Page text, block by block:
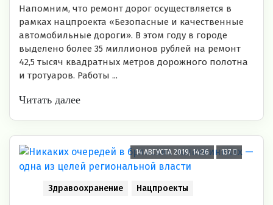
Напомним, что ремонт дорог осуществляется в
рамках нацпроекта «Безопасные и качественные
автомобильные дороги». В этом году в городе
выделено более 35 миллионов рублей на ремонт
42,5 тысяч квадратных метров дорожного полотна
и тротуаров. Работы ...
Читать далее
14 АВГУСТА 2019, 14:26 137
Здравоохранение Нацпроекты